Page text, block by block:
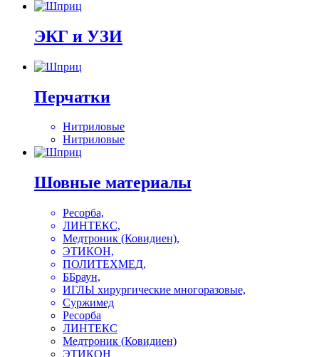
ЭКГ и УЗИ
Перчатки
Нитриловые
Нитриловые
Шовные материалы
Ресорба,
ЛИНТЕКС,
Медтроник (Ковидиен),
ЭТИКОН,
ПОЛИТЕХМЕД,
ББраун,
ИГЛЫ хирургические многоразовые,
Суржимед
Ресорба
ЛИНТЕКС
Медтроник (Ковидиен)
ЭТИКОН